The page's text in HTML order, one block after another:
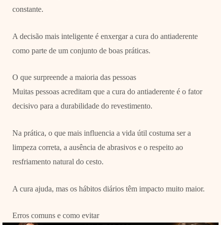
constante.
A decisão mais inteligente é enxergar a cura do antiaderente
como parte de um conjunto de boas práticas.
O que surpreende a maioria das pessoas
Muitas pessoas acreditam que a cura do antiaderente é o fator
decisivo para a durabilidade do revestimento.
Na prática, o que mais influencia a vida útil costuma ser a
limpeza correta, a ausência de abrasivos e o respeito ao
resfriamento natural do cesto.
A cura ajuda, mas os hábitos diários têm impacto muito maior.
Erros comuns e como evitar